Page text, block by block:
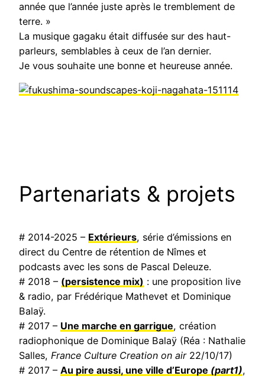
année que l’année juste après le tremblement de
terre. »
La musique gagaku était diffusée sur des haut-
parleurs, semblables à ceux de l’an dernier.
Je vous souhaite une bonne et heureuse année.
Partenariats & projets
# 2014-2025 – Extérieurs, série d’émissions en
direct du Centre de rétention de Nîmes et
podcasts avec les sons de Pascal Deleuze.
# 2018 – (persistence mix) : une proposition live
& radio, par Frédérique Mathevet et Dominique
Balaÿ.
# 2017 – Une marche en garrigue, création
radiophonique de Dominique Balaÿ (Réa : Nathalie
Salles, France Culture Creation on air22/10/17)
# 2017 – Au pire aussi, une ville d’Europe (part1),